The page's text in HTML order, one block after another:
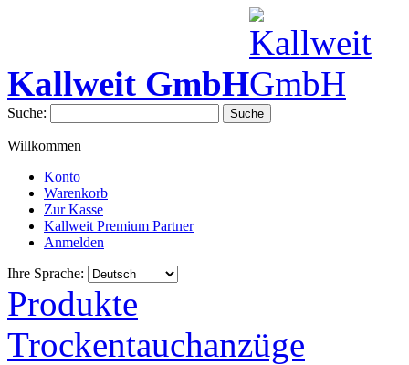
Kallweit GmbH
Suche: Suche
Willkommen
Konto
Warenkorb
Zur Kasse
Kallweit Premium Partner
Anmelden
Ihre Sprache:
Produkte
Trockentauchanzüge